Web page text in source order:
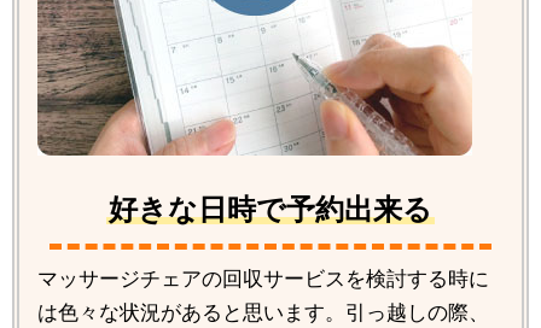
好きな日時で予約出来る
マッサージチェアの回収サービスを検討する時に
は色々な状況があると思います。引っ越しの際、